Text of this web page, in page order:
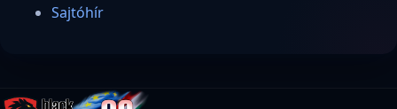
Sajtóhír